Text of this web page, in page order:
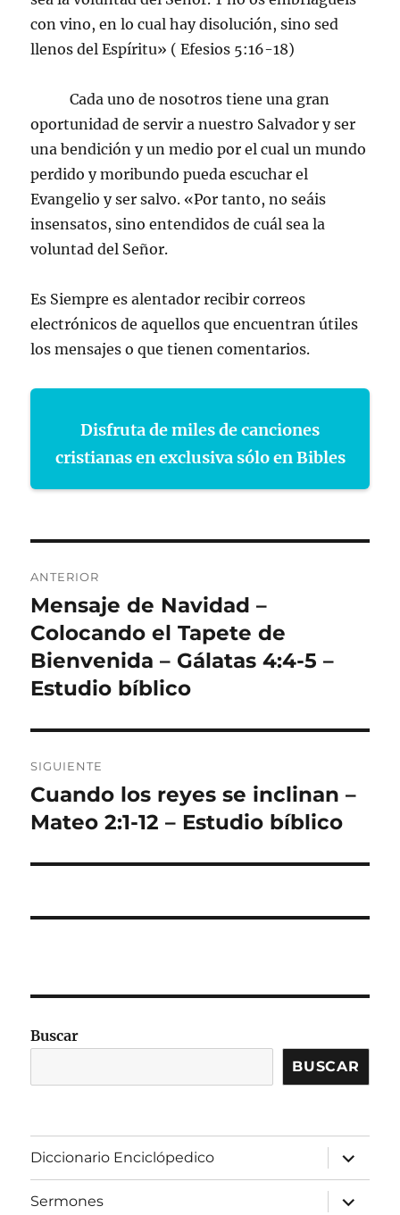
con vino, en lo cual hay disolución, sino sed
llenos del Espíritu» ( Efesios 5:16-18)
Cada uno de nosotros tiene una gran
oportunidad de servir a nuestro Salvador y ser
una bendición y un medio por el cual un mundo
perdido y moribundo pueda escuchar el
Evangelio y ser salvo. «Por tanto, no seáis
insensatos, sino entendidos de cuál sea la
voluntad del Señor.
Es Siempre es alentador recibir correos
electrónicos de aquellos que encuentran útiles
los mensajes o que tienen comentarios.
Disfruta de miles de canciones
cristianas en exclusiva sólo en Bibles
de
entradas
ANTERIOR
Entrada
anterior:
Mensaje de Navidad –
Colocando el Tapete de
Bienvenida – Gálatas 4:4-5 –
Estudio bíblico
SIGUIENTE
Entrada
siguiente:
Cuando los reyes se inclinan –
Mateo 2:1-12 – Estudio bíblico
Buscar
BUSCAR
Diccionario Enciclópedico
expandir
el
menú
inferior
Sermones
expandir
el